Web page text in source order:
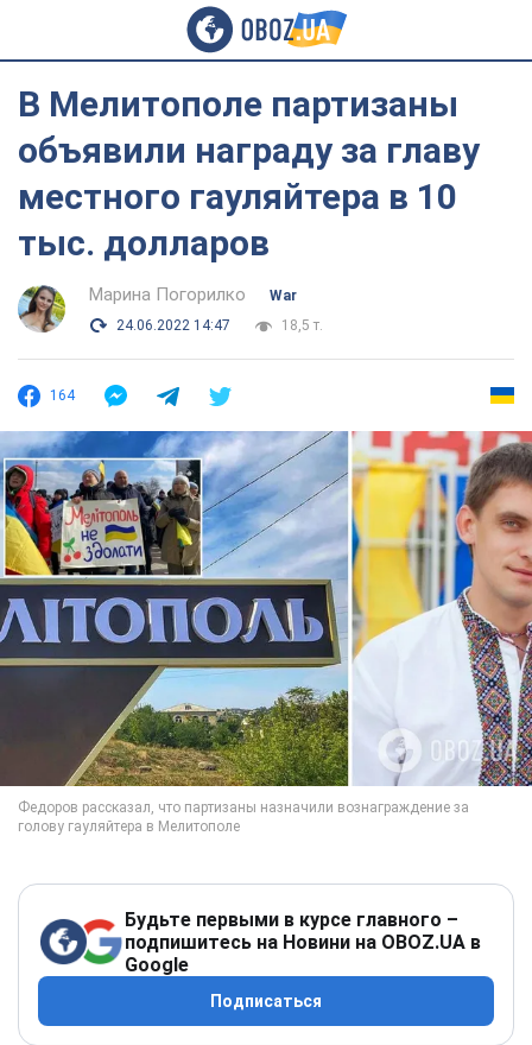
В Мелитополе партизаны
объявили награду за главу
местного гауляйтера в 10
тыс. долларов
Марина Погорилко
War
24.06.2022 14:47
18,5 т.
164
Будьте первыми в курсе главного –
подпишитесь на Новини на OBOZ.UA в
Google
Подписаться